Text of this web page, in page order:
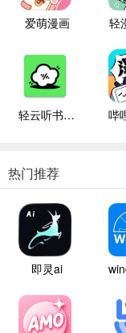
爱萌漫画 轻
轻云听书纯净版
热门推荐
即灵ai